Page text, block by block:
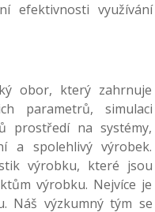
efektivnosti využívání
obor, který zahrnuje
parametrů, simulaci
prostředí na systémy,
a spolehlivý výrobek.
výrobku, které jsou
výrobku. Nejvíce je
Náš výzkumný tým se